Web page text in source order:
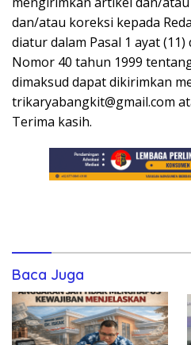
dan/atau koreksi kepada
diatur dalam Pasal 1 ayat
Nomor 40 tahun 1999
dimaksud dapat dikirimkan
trikaryabangkit@gmail.com
Terima kasih.
Baca Juga